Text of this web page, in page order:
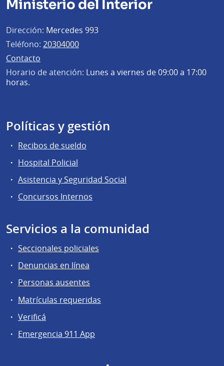
Ministerio del Interior
Dirección: Mercedes 993
Teléfono: 20304000
Contacto
Horario de atención: Lunes a viernes de 09:00 a 17:00
horas.
Políticas y gestión
Recibos de sueldo
Hospital Policial
Asistencia y Seguridad Social
Concursos Internos
Servicios a la comunidad
Seccionales policiales
Denuncias en línea
Personas ausentes
Matrículas requeridas
Verificá
Emergencia 911 App